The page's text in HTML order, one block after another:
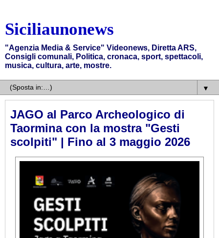
Siciliaunonews
"Agenzia Media & Service" Videonews, Diretta ARS,
Consigli comunali, Politica, cronaca, sport, spettacoli,
musica, cultura, arte, mostre.
▼
JAGO al Parco Archeologico di
Taormina con la mostra "Gesti
scolpiti" | Fino al 3 maggio 2026